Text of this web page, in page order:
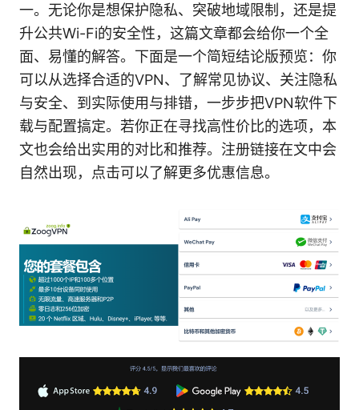
一。无论你是想保护隐私、突破地域限制，还是提
升公共Wi-Fi的安全性，这篇文章都会给你一个全
面、易懂的解答。下面是一个简短结论版预览：你
可以从选择合适的VPN、了解常见协议、关注隐私
与安全、到实际使用与排错，一步步把VPN软件下
载与配置搞定。若你正在寻找高性价比的选项，本
文也会给出实用的对比和推荐。注册链接在文中会
自然出现，点击可以了解更多优惠信息。